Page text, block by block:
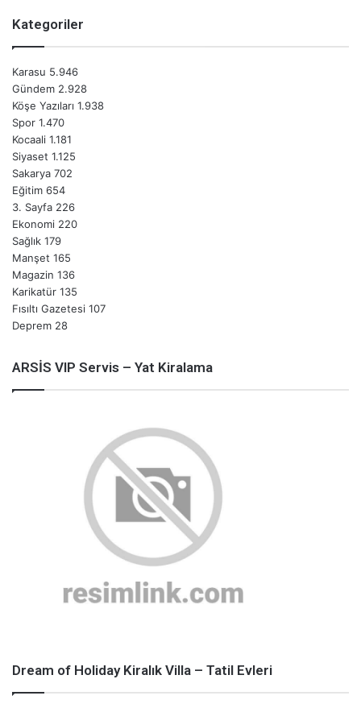
Kategoriler
Karasu 5.946
Gündem 2.928
Köşe Yazıları 1.938
Spor 1.470
Kocaali 1.181
Siyaset 1.125
Sakarya 702
Eğitim 654
3. Sayfa 226
Ekonomi 220
Sağlık 179
Manşet 165
Magazin 136
Karikatür 135
Fısıltı Gazetesi 107
Deprem 28
ARSİS VIP Servis – Yat Kiralama
Dream of Holiday Kiralık Villa – Tatil Evleri